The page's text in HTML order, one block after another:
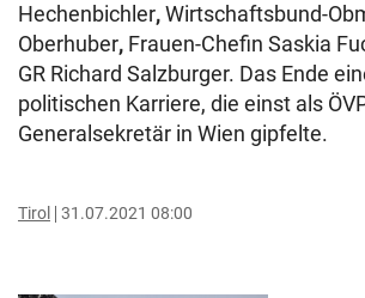
Hechenbichler,Wirtschaftsbund-
Oberhuber, Frauen-Chefin Saskia
GR Richard Salzburger. Das Ende
politischen Karriere, die einst als
Generalsekretär in Wien gipfelte.
Tirol 31.07.2021 08:00